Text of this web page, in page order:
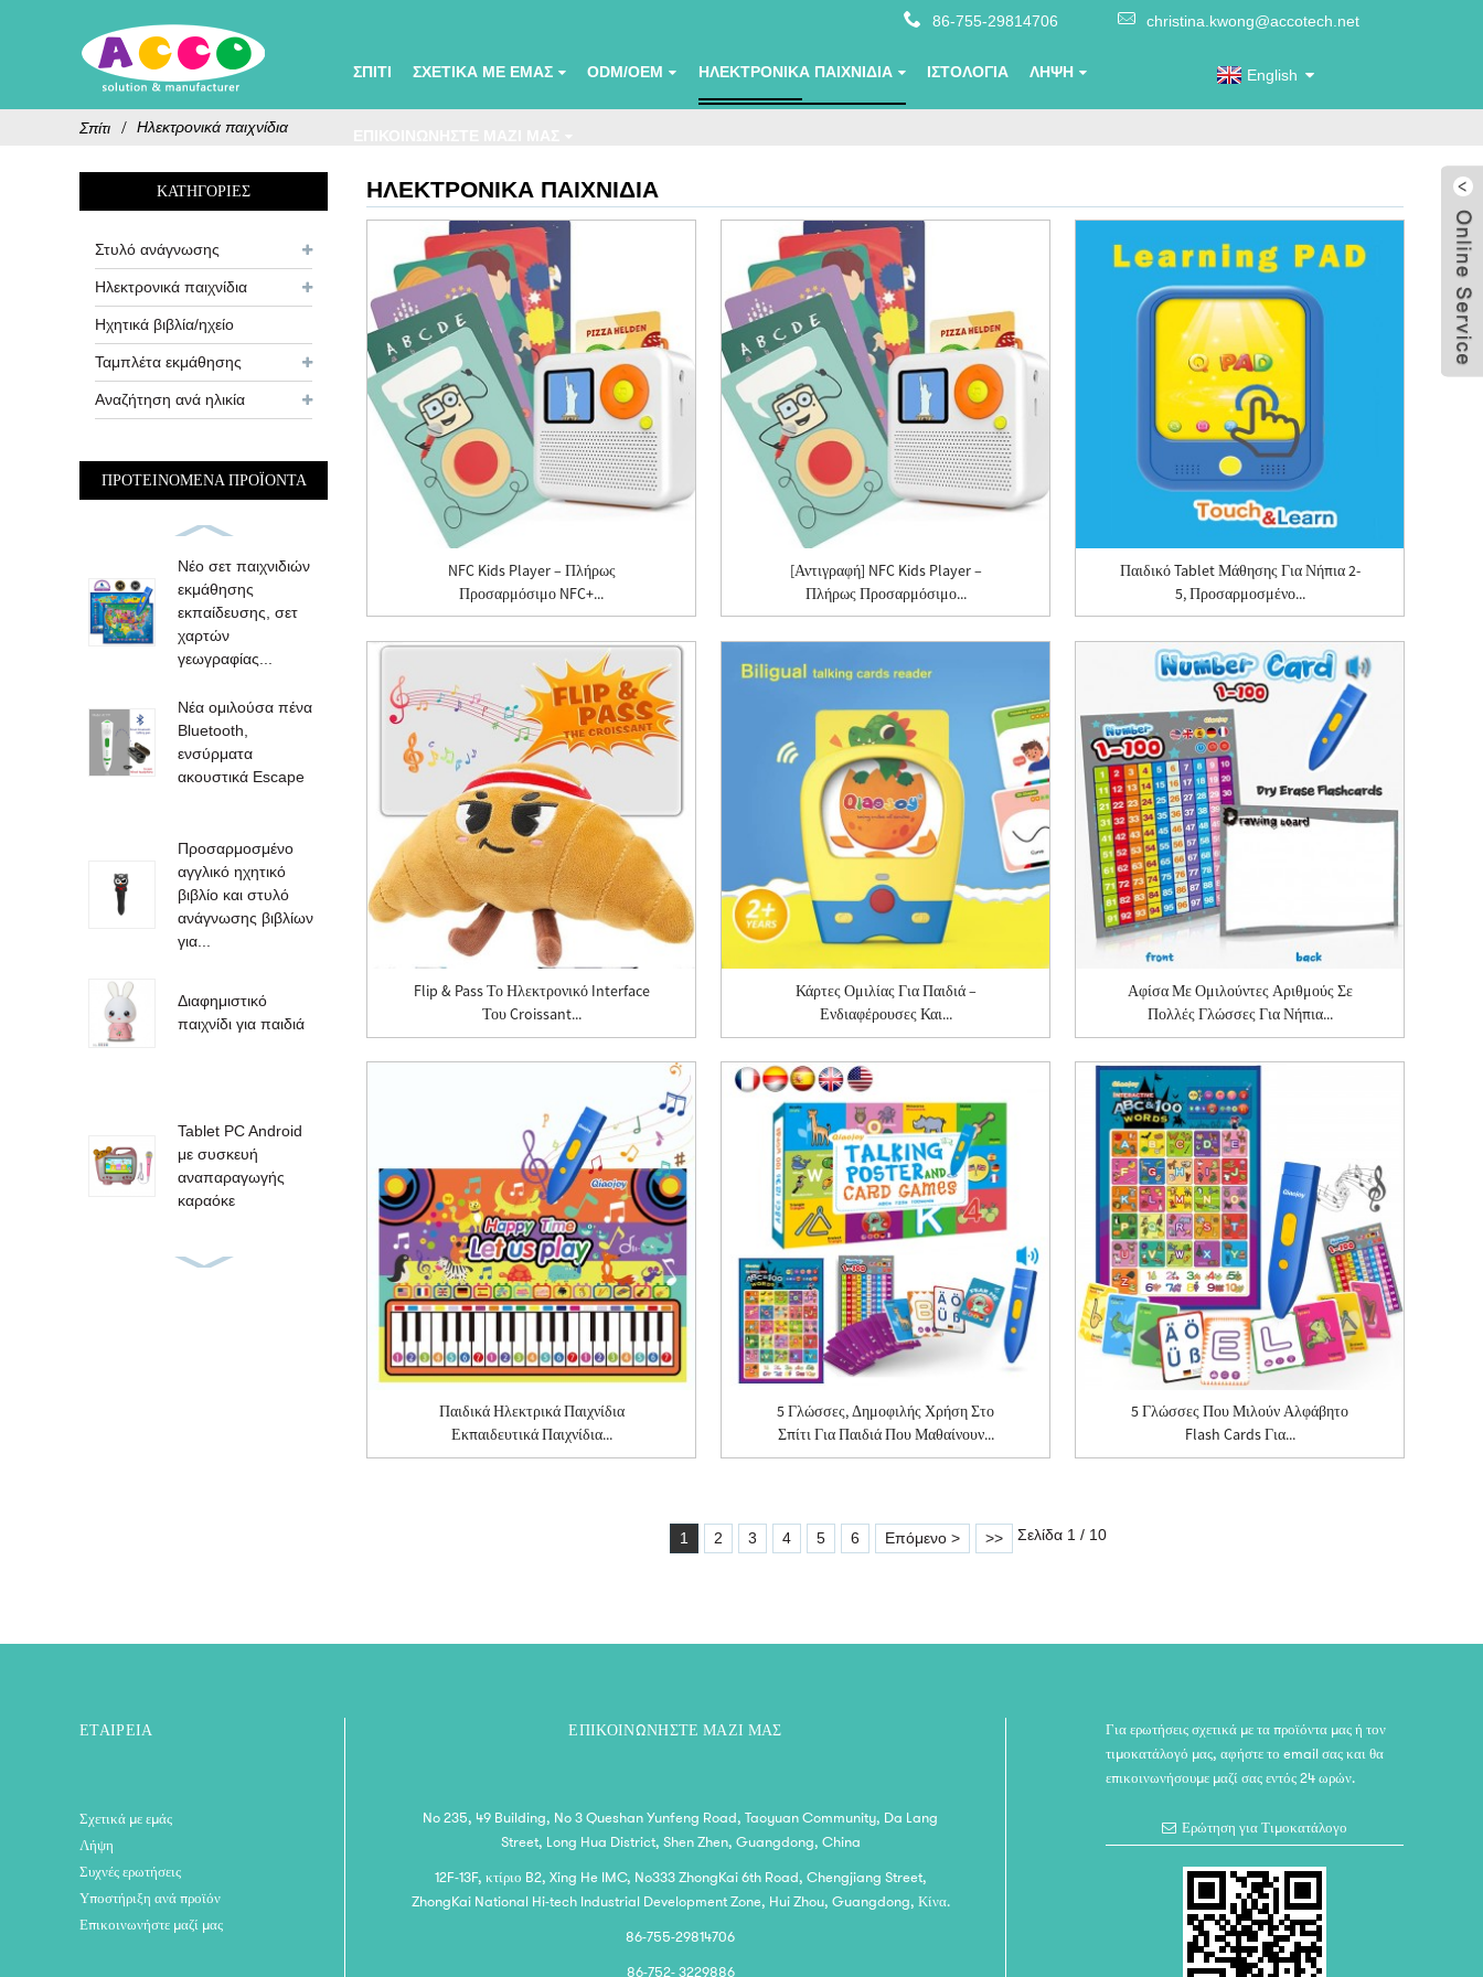
86-755-29814706 christina.kwong@accotech.net
ΣΠΊΤΙ ΣΧΕΤΙΚΆ ΜΕ ΕΜΆΣ ODM/OEM ΗΛΕΚΤΡΟΝΙΚΆ ΠΑΙΧΝΊΔΙΑ ΙΣΤΟΛΌΓΙΑ ΛΉΨΗ English
Σπίτι Ηλεκτρονικά παιχνίδια
ΚΑΤΗΓΟΡΊΕΣ
Στυλό ανάγνωσης
Ηλεκτρονικά παιχνίδια
Ηχητικά βιβλία/ηχείο
Ταμπλέτα εκμάθησης
Αναζήτηση ανά ηλικία
ΠΡΟΤΕΙΝΌΜΕΝΑ ΠΡΟΪΌΝΤΑ
Νέο σετ παιχνιδιών
εκμάθησης
εκπαίδευσης, σετ
χαρτών
γεωγραφίας...
Νέα ομιλούσα πένα
Bluetooth,
ενσύρματα
ακουστικά Escape
Προσαρμοσμένο
αγγλικό ηχητικό
βιβλίο και στυλό
ανάγνωσης βιβλίων
για...
Διαφημιστικό
παιχνίδι για παιδιά
Tablet PC Android
με συσκευή
αναπαραγωγής
καραόκε
Ηχητικά βιβλία,
ΗΛΕΚΤΡΟΝΙΚΆ ΠΑΙΧΝΊΔΙΑ
NFC Kids Player – Πλήρως
Προσαρμόσιμο NFC+...
[Αντιγραφή] NFC Kids Player –
Πλήρως Προσαρμόσιμο...
Παιδικό Tablet Μάθησης Για Νήπια 2-
5, Προσαρμοσμένο...
Flip & Pass Το Ηλεκτρονικό Interface
Του Croissant...
Κάρτες Ομιλίας Για Παιδιά –
Ενδιαφέρουσες Και...
Αφίσα Με Ομιλούντες Αριθμούς Σε
Πολλές Γλώσσες Για Νήπια...
Παιδικά Ηλεκτρικά Παιχνίδια
Εκπαιδευτικά Παιχνίδια...
5 Γλώσσες, Δημοφιλής Χρήση Στο
Σπίτι Για Παιδιά Που Μαθαίνουν...
5 Γλώσσες Που Μιλούν Αλφάβητο
Flash Cards Για...
1 2 3 4 5 6 Επόμενο > >> Σελίδα 1 / 10
ΕΤΑΙΡΕΊΑ
Σχετικά με εμάς
Λήψη
Συχνές ερωτήσεις
Υποστήριξη ανά προϊόν
Επικοινωνήστε μαζί μας
ΕΠΙΚΟΙΝΩΝΉΣΤΕ ΜΑΖΊ ΜΑΣ
No 235, 49 Building, No 3 Queshan Yunfeng Road, Taoyuan Community, Da Lang
Street, Long Hua District, Shen Zhen, Guangdong, China
12F-13F, κτίριο B2, Xing He IMC, No333 ZhongKai 6th Road, Chengjiang Street,
ZhongKai National Hi-tech Industrial Development Zone, Hui Zhou, Guangdong, Κίνα.
86-755-29814706
86-752- 3229886
Για ερωτήσεις σχετικά με τα προϊόντα μας ή τον
τιμοκατάλογό μας, αφήστε το email σας και θα
επικοινωνήσουμε μαζί σας εντός 24 ωρών.
Ερώτηση για Τιμοκατάλογο